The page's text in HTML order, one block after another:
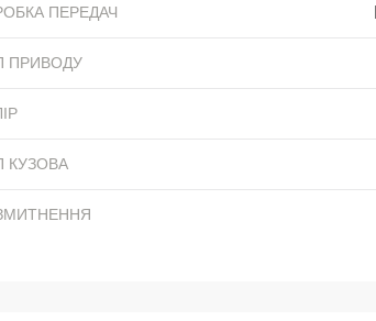
ПЕРЕДАЧ
ПРИВОДУ
КУЗОВА